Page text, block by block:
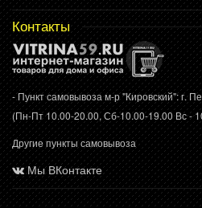
Контакты
- Пункт самовывоза м-р "Кировский": г.
(Пн-Пт 10.00-20.00, Сб-10.00-19.00 Вс -
Другие пункты самовывоза
Мы ВКонтакте